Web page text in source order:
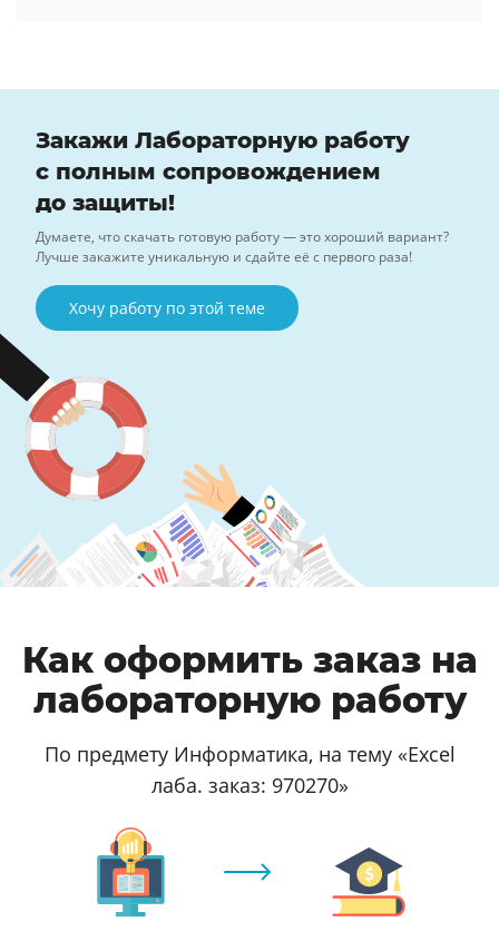
Закажи Лабораторную работу
с полным сопровождением
до защиты!
Думаете, что скачать готовую работу — это хороший вариант?
Лучше закажите уникальную и сдайте её с первого раза!
Хочу работу по этой теме
Как оформить заказ на
лабораторную работу
По предмету Информатика, на тему «Excel
лаба. заказ: 970270»